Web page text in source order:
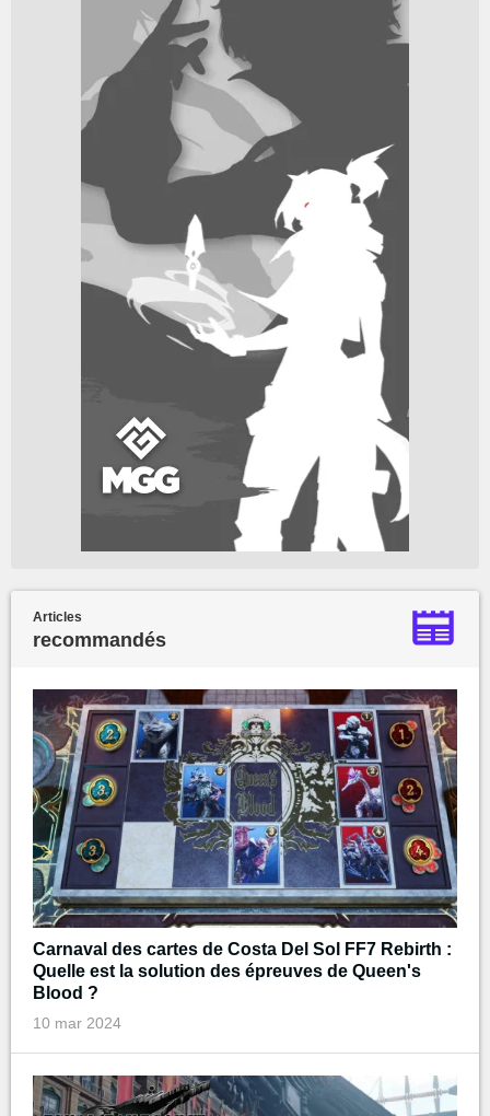
Articles
recommandés
Carnaval des cartes de Costa Del Sol FF7 Rebirth :
Quelle est la solution des épreuves de Queen's
Blood ?
10 mar 2024